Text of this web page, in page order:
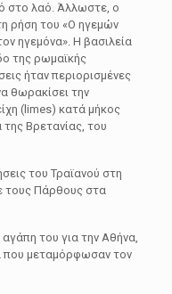
στο λαό. Άλλωστε, ο
ρήση του «Ο ηγεμών
ηγεμόνα». Η βασιλεία
της ρωμαϊκής
ήταν περιορισμένες
θωρακίσει την
(limes) κατά μήκος
Βρετανίας, του
του Τραϊανού στη
τους Πάρθους στα
του για την Αθήνα,
που μεταμόρφωσαν τον